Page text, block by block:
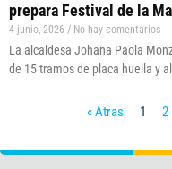
prepara Festival de la
4 junio, 2026 No hay comentarios
La alcaldesa Johana Paola
de 15 tramos de placa huella y
« Atras 1 2